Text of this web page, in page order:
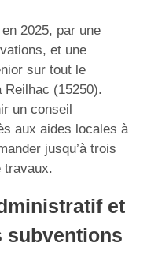
2025, par une
et une
sur tout le
(15250).
un conseil
aux aides locales à
jusqu’à trois
travaux.
et
subventions